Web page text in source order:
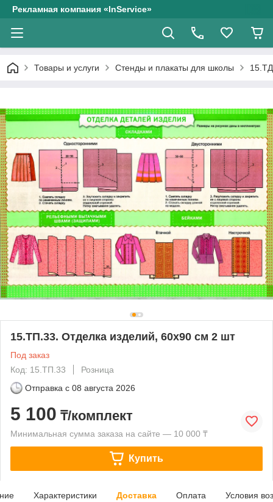
Рекламная компания «InService»
Товары и услуги Стенды и плакаты для школы
15.ТП.33. Отделка изделий, 60х90 см 2 шт
Под заказ
Код: 15.ТП.33
Розница
Отправка с 08 августа 2026
5 100 ₸/комплект
Минимальная сумма заказа на сайте — 10 000 ₸
Купить
Характеристики Доставка Оплата Условия